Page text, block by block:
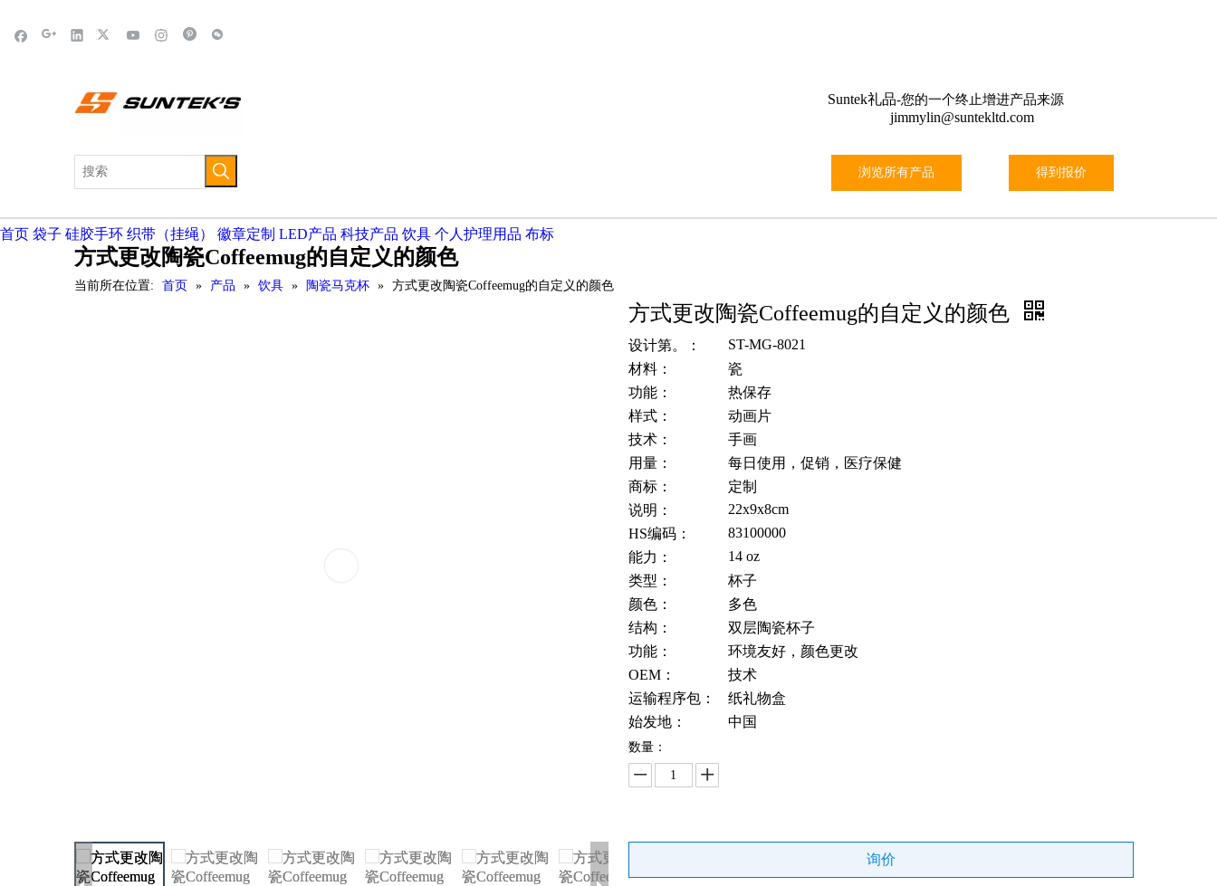
Suntek礼品-您的一个终止增进产品来源
jimmylin@suntekltd.com
浏览所有产品 得到报价
首页 袋子 硅胶手环 织带（挂绳） 徽章定制 LED产品 科技产品 饮具 个人护理用品 布标
方式更改陶瓷Coffeemug的自定义的颜色
当前所在位置: 首页 » 产品 » 饮具 » 陶瓷马克杯 » 方式更改陶瓷Coffeemug的自定义的颜色
方式更改陶瓷Coffeemug的自定义的颜色
设计第。：
ST-MG-8021
材料：
瓷
功能：
热保存
样式：
动画片
技术：
手画
用量：
每日使用，促销，医疗保健
商标：
定制
说明：
22x9x8cm
HS编码：
83100000
能力：
14 oz
类型：
杯子
颜色：
多色
结构：
双层陶瓷杯子
功能：
环境友好，颜色更改
OEM：
技术
运输程序包：
纸礼物盒
始发地：
中国
数量：
询价